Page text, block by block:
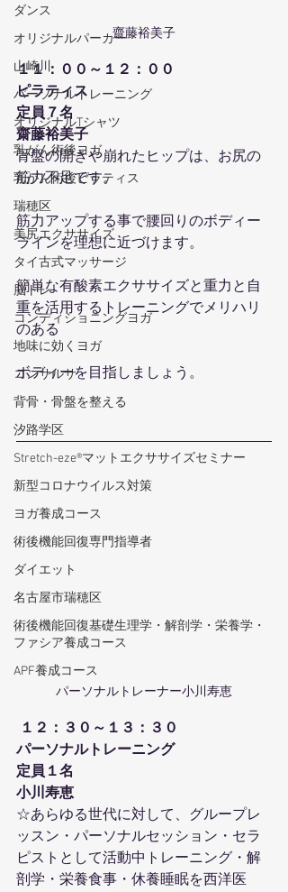
ダンス
オリジナルパーカー
山崎川
パーソナルトレーニング
オリジナルTシャツ
乳がん術後ヨガ
乳がん術後ピラティス
瑞穂区
美尻エクササイズ
タイ古式マッサージ
脳トレ
コンディショニングヨガ
地味に効くヨガ
コンサルサ
背骨・骨盤を整える
汐路学区
Stretch-eze®マットエクササイズセミナー
新型コロナウイルス対策
ヨガ養成コース
術後機能回復専門指導者
ダイエット
名古屋市瑞穂区
術後機能回復基礎生理学・解剖学・栄養学・
ファシア養成コース
APF養成コース
齋藤裕美子
１１：００～１２：００
ピラティス
定員７名
齋藤裕美子
骨盤の開きや崩れたヒップは、お尻の
筋力不足です。
筋力アップする事で腰回りのボディー
ラインを理想に近づけます。
簡単な有酸素エクササイズと重力と自
重を活用するトレーニングでメリハリ
のある
ボディーを目指しましょう。
パーソナルトレーナー小川寿恵
１２：３０～１３：３０
パーソナルトレーニング
定員１名
小川寿恵
☆あらゆる世代に対して、グループレ
ッスン・パーソナルセッション・セラ
ピストとして活動中トレーニング・解
剖学・栄養食事・休養睡眠を西洋医